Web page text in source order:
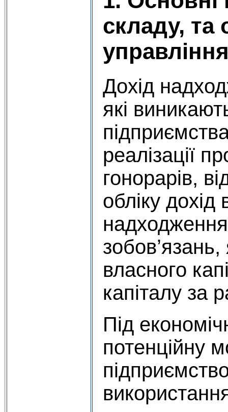
складу, та
Дохід
які
реалізації
гонорарів,
обліку
власного
капіталу за
Під
потенційну